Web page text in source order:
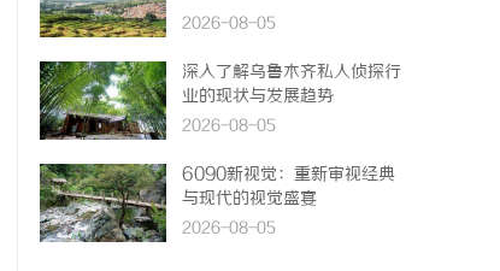
2026-08-05
深入了解乌鲁木齐私人侦探行
业的现状与发展趋势
2026-08-05
6090新视觉：重新审视经典
与现代的视觉盛宴
2026-08-05